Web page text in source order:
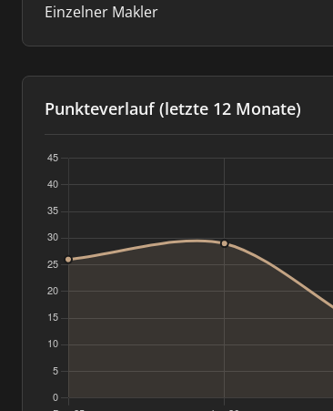
Einzelner Makler
Punkteverlauf (letzte 12 Monate)